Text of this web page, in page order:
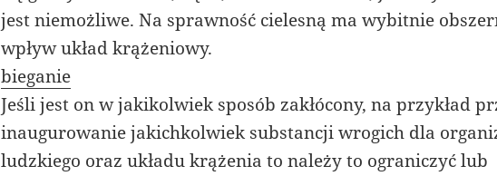
jest niemożliwe. Na sprawność cielesną ma wybitnie
wpływ układ krążeniowy.
bieganie
Jeśli jest on w jakikolwiek sposób zakłócony, na przykład
inaugurowanie jakichkolwiek substancji wrogich dla
ludzkiego oraz układu krążenia to należy to ograniczyć lub